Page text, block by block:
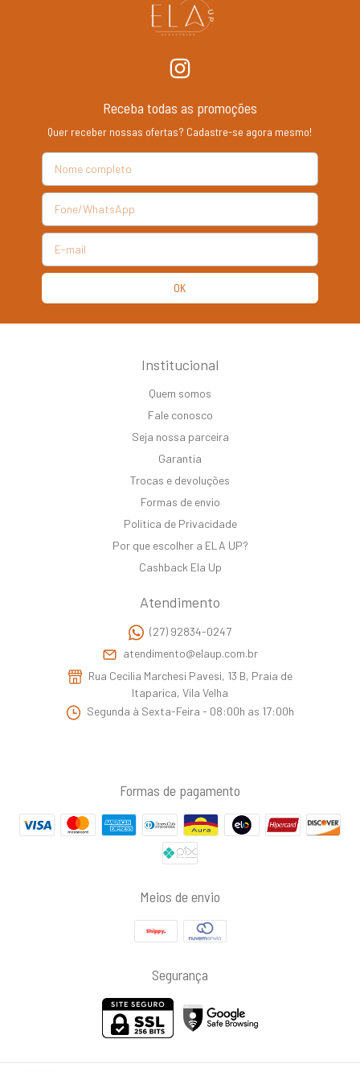
Receba todas as promoções
Quer receber nossas ofertas? Cadastre-se agora mesmo!
Institucional
Quem somos
Fale conosco
Seja nossa parceira
Garantia
Trocas e devoluções
Formas de envio
Politica de Privacidade
Por que escolher a ELA UP?
Cashback Ela Up
Atendimento
(27) 92834-0247
atendimento@elaup.com.br
Rua Cecilia Marchesi Pavesi, 13 B, Praia de
Itaparica, Vila Velha
Segunda à Sexta-Feira - 08:00h as 17:00h
Formas de pagamento
Meios de envio
Segurança